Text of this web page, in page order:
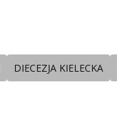
DIECEZJA KIELECKA